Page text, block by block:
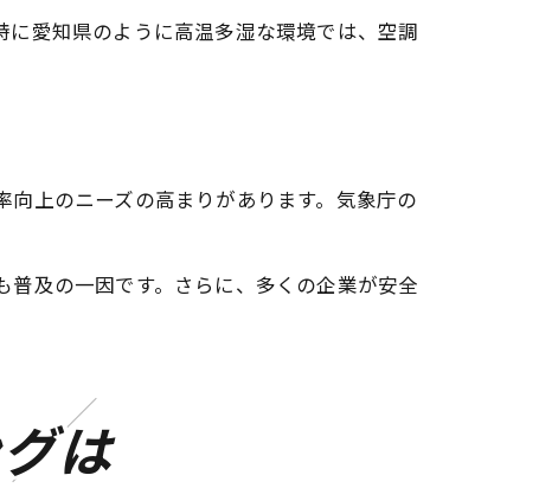
愛知県のように高温多湿な環境では、空調
上のニーズの高まりがあります。気象庁の
及の一因です。さらに、多くの企業が安全
は